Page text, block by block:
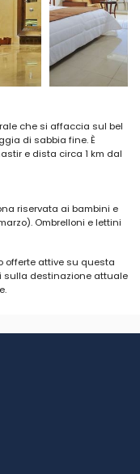
che si affaccia sul bel
di sabbia fine. È
e dista circa 1 km dal
riservata ai bambini e
Ombrelloni e lettini
Tutte le camere sono
con ricezione
bar principale e
un abbigliamento
Visa e Mastercard. 3
centro di
offerte attive su questa
sulla destinazione attuale